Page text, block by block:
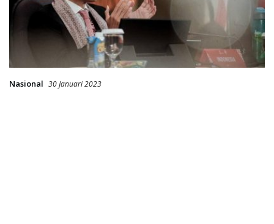
Nasional 30 Januari 2023